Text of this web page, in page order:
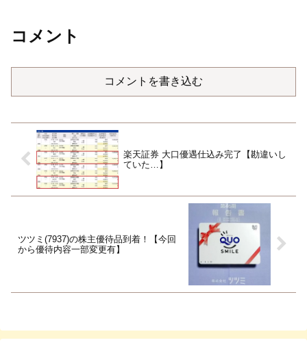
コメント
コメントを書き込む
楽天証券 大口優遇仕込み完了【勘違いし
ていた…】
ツツミ(7937)の株主優待品到着！【今回
から優待内容一部変更有】